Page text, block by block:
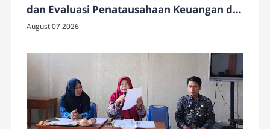
dan Evaluasi Penatausahaan Keuangan di
SMAN 4 Pamekasan
August 07 2026